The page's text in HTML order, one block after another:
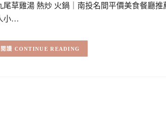
尾草雞湯 熱炒 火鍋｜南投名間平價美食餐廳
小…
CONTINUE READING